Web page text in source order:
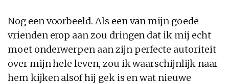
Nog een voorbeeld. Als een van mijn goede
vrienden erop aan zou dringen dat ik mij echt
moet onderwerpen aan zijn perfecte autoriteit
over mijn hele leven, zou ik waarschijnlijk naar
hem kijken alsof hij gek is en wat nieuwe